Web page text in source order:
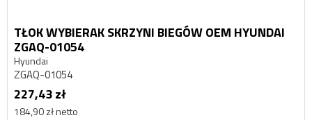
TŁOK WYBIERAK SKRZYNI BIEGÓW OEM HYUNDAI
ZGAQ-01054
Hyundai
ZGAQ-01054
227,43 zł
184,90 zł netto